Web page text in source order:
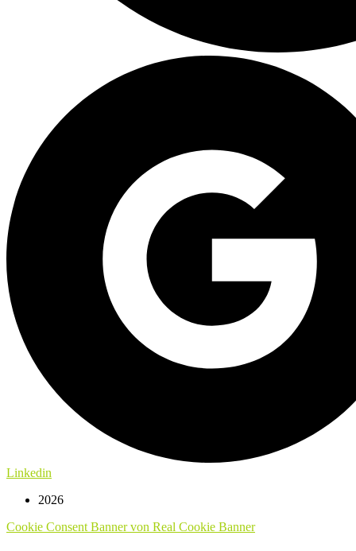
Linkedin
2026
Cookie Consent Banner von Real Cookie Banner